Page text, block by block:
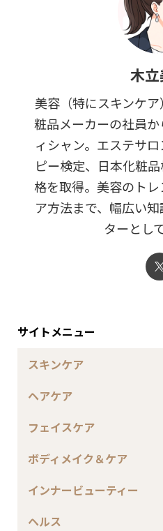
木
美容（特にスキンケ
粧品メーカーの社員
ィシャン。エステサ
ピー検定、日本化粧
格を取得。美容のト
ア方法まで、幅広い
ターとし
サイトメニュー
スキンケア
ヘアケア
フェイスケア
ボディメイク＆ケア
インナービューティー
ヘルス